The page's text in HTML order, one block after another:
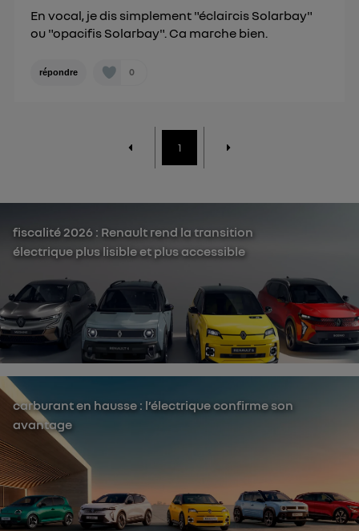
En vocal, je dis simplement "éclaircis Solarbay"
ou "opacifis Solarbay". Ca marche bien.
répondre 0
1
fiscalité 2026 : Renault rend la transition
électrique plus lisible et plus accessible
carburant en hausse : l’électrique confirme son
avantage